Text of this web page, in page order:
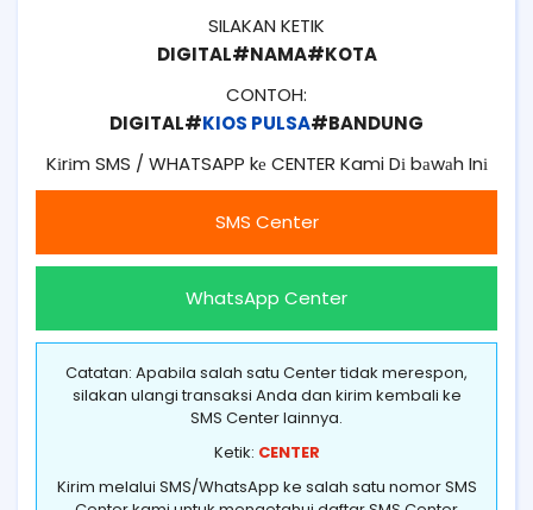
SILAKAN KETIK
DIGITAL#NAMA#KOTA
CONTOH:
DIGITAL#KIOS PULSA#BANDUNG
Kіrіm SMS / WHATSAPP kе CENTER Kami Dі bаwаh Inі
SMS Center
WhatsApp Center
Catatan: Apabila salah satu Center tidak merespon,
silakan ulangi transaksi Anda dan kirim kembali ke
SMS Center lainnya.
Ketik: CENTER
Kirim melalui SMS/WhatsApp ke salah satu nomor SMS